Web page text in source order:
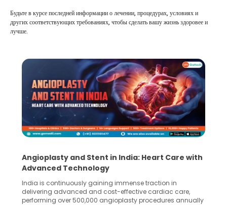
Будьте в курсе последней информации о лечении, процедурах, условиях и
других соответствующих требованиях, чтобы сделать вашу жизнь здоровее и
лучше.
Angioplasty and Stent in India: Heart Care with
Advanced Technology
India is continuously gaining immense traction in
delivering advanced and cost-effective cardiac care,
performing over 500,000 angioplasty procedures annually